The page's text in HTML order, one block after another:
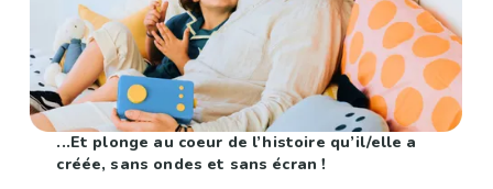
...Et plonge au coeur de l’histoire qu’il/elle a
créée, sans ondes et sans écran !